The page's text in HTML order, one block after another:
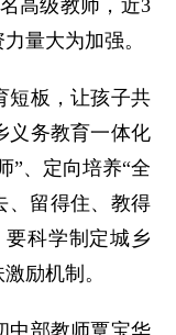
高级教师，近3
量大为加强。
板，让孩子共
义务教育一体化
”、定向培养“全
、留得住、教得
科学制定城乡
励机制。
部教师覃宝华